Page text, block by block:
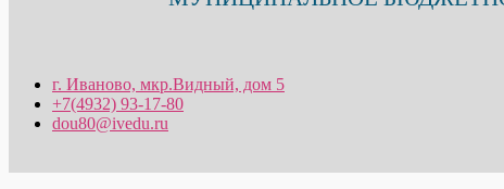
г. Иваново, мкр.Видный, дом 5
+7(4932) 93-17-80
dou80@ivedu.ru